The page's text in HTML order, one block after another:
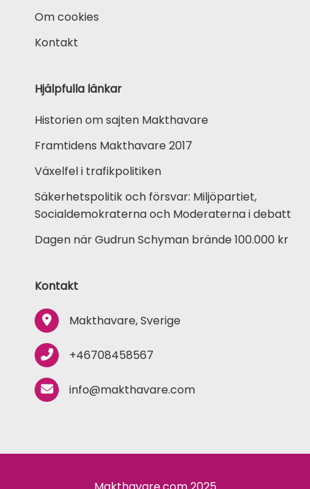
Om cookies
Kontakt
Hjälpfulla länkar
Historien om sajten Makthavare
Framtidens Makthavare 2017
Växelfel i trafikpolitiken
Säkerhetspolitik och försvar: Miljöpartiet,
Socialdemokraterna och Moderaterna i debatt
Dagen när Gudrun Schyman brände 100.000 kr
Kontakt
Makthavare, Sverige
+46708458567
info@makthavare.com